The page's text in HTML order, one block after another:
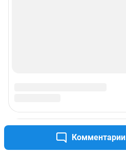
Комментарии
Подписаться на новости